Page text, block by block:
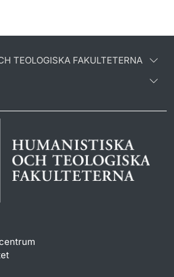
TEOLOGISKA FAKULTETERNA